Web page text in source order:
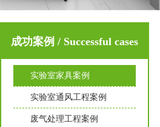
成功案例 / Successful cases
实验室家具案例
实验室通风工程案例
废气处理工程案例